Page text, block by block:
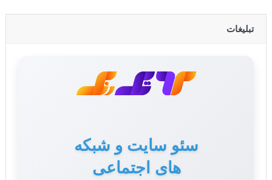
تبلیغات
سئو سایت و شبکه
های اجتماعی
تولید محتوا برای سایت
و سوشال مدیا